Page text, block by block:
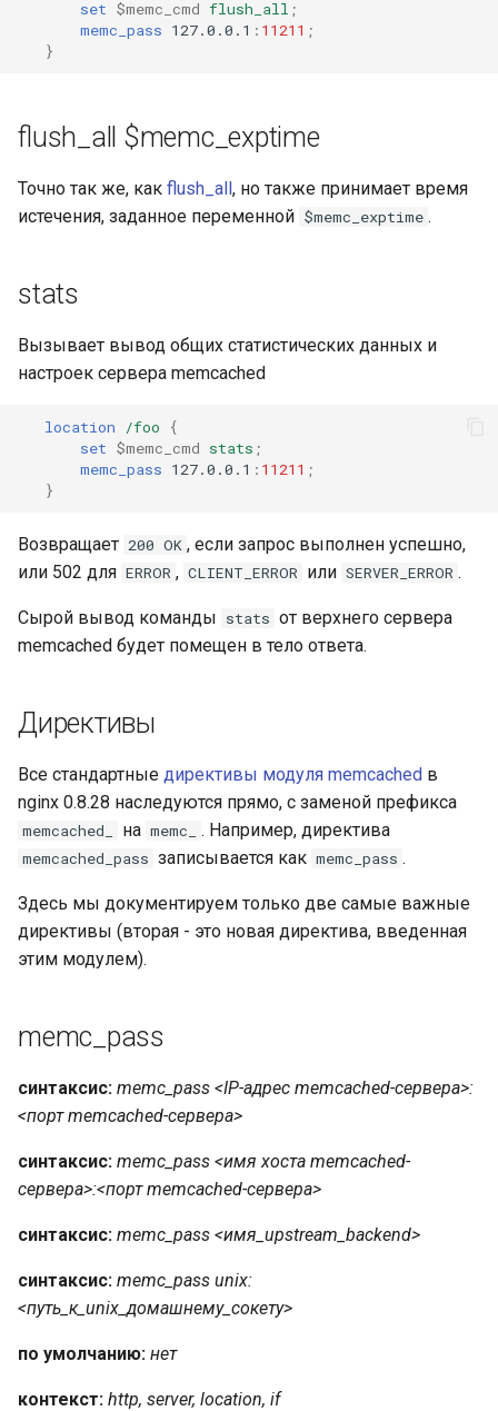
set $memc_cmd flush_all ;
memc_pass 127.0.0.1 : 11211 ;
}
flush_all $memc_exptime
Точно так же, как flush_all, но также принимает время
истечения, заданное переменной $memc_exptime .
stats
Вызывает вывод общих статистических данных и
настроек сервера memcached
location /foo
{
set $memc_cmd stats ;
memc_pass 127.0.0.1 : 11211 ;
}
Возвращает 200 OK , если запрос выполнен успешно,
или 502 для ERROR , CLIENT_ERROR или SERVER_ERROR .
Сырой вывод команды stats от верхнего сервера
memcached будет помещен в тело ответа.
Директивы
Все стандартные директивы модуля memcached в
nginx 0.8.28 наследуются прямо, с заменой префикса
memcached_ на memc_ . Например, директива
memcached_pass записывается как memc_pass .
Здесь мы документируем только две самые важные
директивы (вторая - это новая директива, введенная
этим модулем).
memc_pass
синтаксис: memc_pass <IP-адрес memcached-сервера>:
<порт memcached-сервера>
синтаксис: memc_pass <имя хоста memcached-
сервера>:<порт memcached-сервера>
синтаксис: memc_pass <имя_upstream_backend>
синтаксис: memc_pass unix:
<путь_к_unix_домашнему_сокету>
по умолчанию: нет
контекст: http, server, location, if